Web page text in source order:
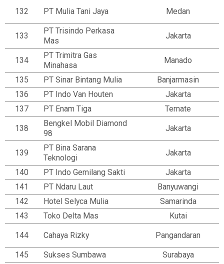
132 PT Mulia Tani Jaya Medan
133
PT Trisindo Perkasa
Mas
Jakarta
134
PT Trimitra Gas
Minahasa
Manado
135 PT Sinar Bintang Mulia
Banjarmasin
136
PT Indo Van Houten
Jakarta
137
PT Enam Tiga Ternate
138
Bengkel Mobil Diamond
98
Jakarta
139
PT Bina Sarana
Teknologi
Jakarta
140 PT Indo Gemilang Sakti
Jakarta
141
PT Ndaru Laut
Banyuwangi
142
Hotel Selyca Mulia
Samarinda
143
Toko Delta Mas Kutai
144 Cahaya Rizky Pangandaran
145 Sukses Sumbawa
Surabaya